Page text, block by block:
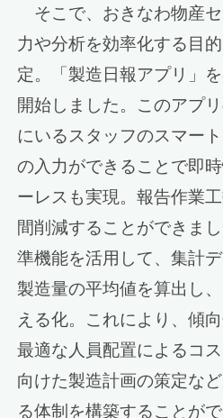
そこで、おきなわ物産
力や分析を効率化する目
定。「製造日報アプリ」
開始しました。このアプ
にいるスタッフのスマー
の入力ができることで即
ーレスも実現。報告作業
間削減することができま
準機能を活用して、集計
製造量の平均値を算出し
える化。これにより、傾
最適な人員配置によるコ
向けた製造計画の策定な
る体制を構築することがで